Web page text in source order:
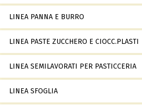
LINEA PANNA E BURRO
LINEA PASTE ZUCCHERO E CIOCC.PLASTI
LINEA SEMILAVORATI PER PASTICCERIA
LINEA SFOGLIA